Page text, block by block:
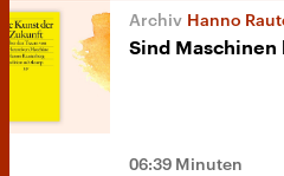
Hanno
Sind Maschinen
06:39 Minuten